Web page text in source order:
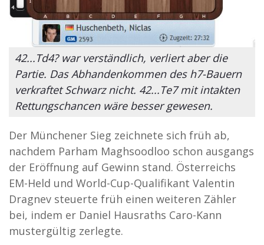
42...Td4? war verständlich, verliert aber die
Partie. Das Abhandenkommen des h7-Bauern
verkraftet Schwarz nicht. 42...Te7 mit intakten
Rettungschancen wäre besser gewesen.
Der Münchener Sieg zeichnete sich früh ab,
nachdem Parham Maghsoodloo schon ausgangs
der Eröffnung auf Gewinn stand. Österreichs
EM-Held und World-Cup-Qualifikant Valentin
Dragnev steuerte früh einen weiteren Zähler
bei, indem er Daniel Hausraths Caro-Kann
mustergültig zerlegte.